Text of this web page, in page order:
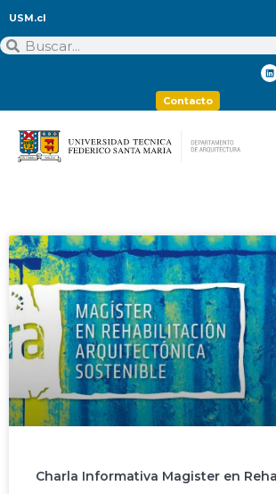
USM.cl
Contacto
Charla Informativa Magister en